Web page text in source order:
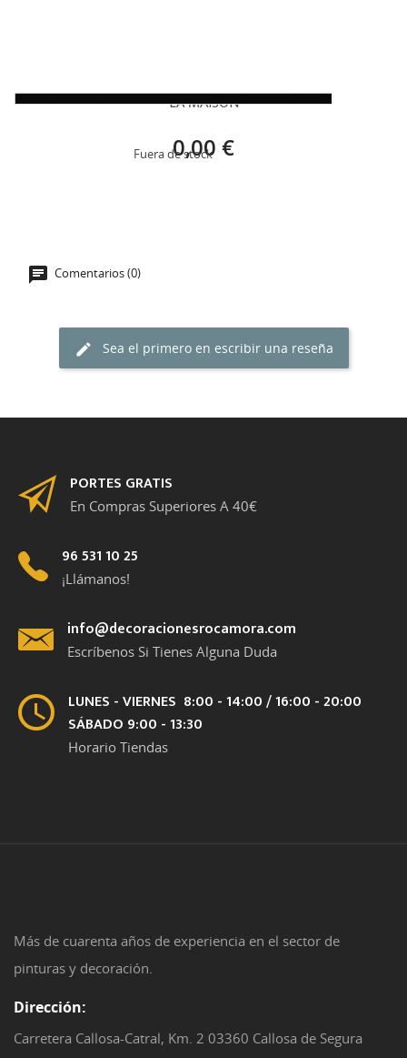
Fuera de stock
LA MAISON
0,00 €
Comentarios (0)
Sea el primero en escribir una reseña
PORTES GRATIS
En Compras Superiores A 40€
96 531 10 25
¡Llámanos!
info@decoracionesrocamora.com
Escríbenos Si Tienes Alguna Duda
LUNES - VIERNES 8:00 - 14:00 / 16:00 - 20:00
SÁBADO 9:00 - 13:30
Horario Tiendas
Más de cuarenta años de experiencia en el sector de
pinturas y decoración.
Dirección:
Carretera Callosa-Catral, Km. 2 03360 Callosa de Segura